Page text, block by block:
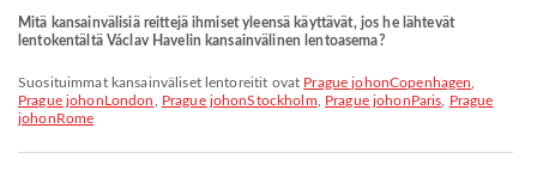
Mitä kansainvälisiä reittejä ihmiset yleensä käyttävät, jos he lähtevät
lentokentältä Václav Havelin kansainvälinen lentoasema?
Suosituimmat kansainväliset lentoreitit ovat Prague johonCopenhagen
Prague johonLondon
Prague johonStockholm Prague johonParis
Prague
johonRome